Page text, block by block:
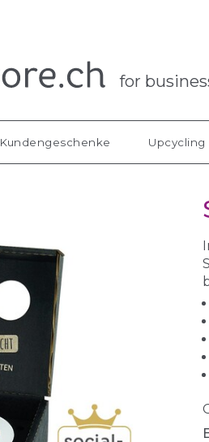
for
Kundengeschenke Upcycling